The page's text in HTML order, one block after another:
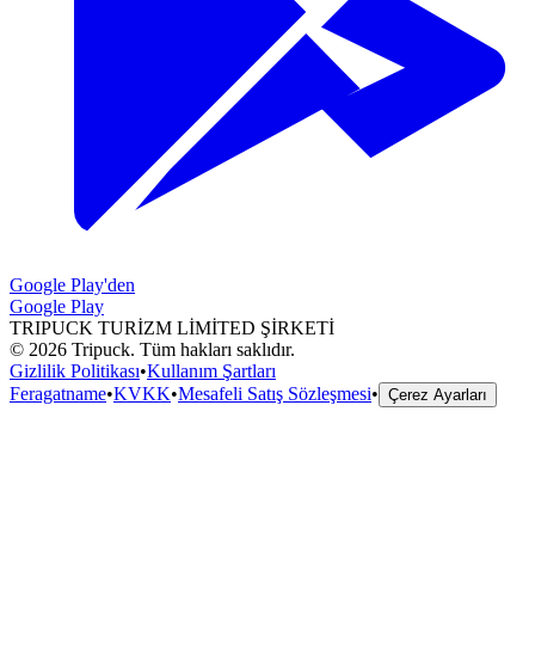
Google Play'den
Google Play
TRIPUCK TURİZM LİMİTED ŞİRKETİ
© 2026 Tripuck. Tüm hakları saklıdır.
Gizlilik Politikası•Kullanım Şartları
Feragatname•KVKK•Mesafeli Satış Sözleşmesi• Çerez Ayarları